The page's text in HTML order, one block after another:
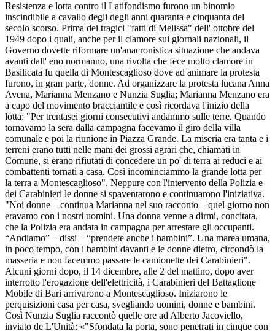
Resistenza e lotta contro il Latifondismo furono un binomio
inscindibile a cavallo degli degli anni quaranta e cinquanta del
secolo scorso. Prima dei tragici "fatti di Melissa" dell' ottobre del
1949 dopo i quali, anche per il clamore sui giornali nazionali, il
Governo dovette riformare un'anacronistica situazione che andava
avanti dall' eno normanno, una rivolta che fece molto clamore in
Basilicata fu quella di Montescaglioso dove ad animare la protesta
furono, in gran parte, donne. Ad organizzare la protesta lucana Anna
Avena, Marianna Menzano e Nunzia Suglia; Marianna Menzano era
a capo del movimento bracciantile e così ricordava l'inizio della
lotta: "Per trentasei giorni consecutivi andammo sulle terre. Quando
tornavamo la sera dalla campagna facevamo il giro della villa
comunale e poi la riunione in Piazza Grande. La miseria era tanta e i
terreni erano tutti nelle mani dei grossi agrari che, chiamati in
Comune, si erano rifiutati di concedere un po' di terra ai reduci e ai
combattenti tornati a casa. Così incominciammo la grande lotta per
la terra a Montescaglioso". Neppure con l'intervento della Polizia e
dei Carabinieri le donne si spaventarono e continuarono l'iniziativa.
"Noi donne – continua Marianna nel suo racconto – quel giorno non
eravamo con i nostri uomini. Una donna venne a dirmi, concitata,
che la Polizia era andata in campagna per arrestare gli occupanti.
“Andiamo” – dissi – “prendete anche i bambini”. Una marea umana,
in poco tempo, con i bambini davanti e le donne dietro, circondò la
masseria e non facemmo passare le camionette dei Carabinieri".
Alcuni giorni dopo, il 14 dicembre, alle 2 del mattino, dopo aver
interrotto l'erogazione dell'elettricità, i Carabinieri del Battaglione
Mobile di Bari arrivarono a Montescaglioso. Iniziarono le
perquisizioni casa per casa, svegliando uomini, donne e bambini.
Così Nunzia Suglia raccontò quelle ore ad Alberto Jacoviello,
inviato de L'Unità: «"Sfondata la porta, sono penetrati in cinque con